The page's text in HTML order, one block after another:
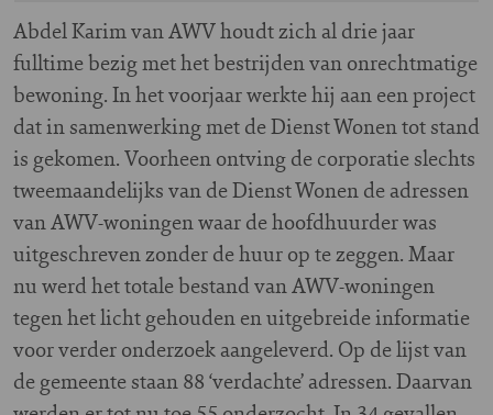
Abdel Karim van AWV houdt zich al drie jaar
fulltime bezig met het bestrijden van onrechtmatige
bewoning. In het voorjaar werkte hij aan een project
dat in samenwerking met de Dienst Wonen tot stand
is gekomen. Voorheen ontving de corporatie slechts
tweemaandelijks van de Dienst Wonen de adressen
van AWV-woningen waar de hoofdhuurder was
uitgeschreven zonder de huur op te zeggen. Maar
nu werd het totale bestand van AWV-woningen
tegen het licht gehouden en uitgebreide informatie
voor verder onderzoek aangeleverd. Op de lijst van
de gemeente staan 88 ‘verdachte’ adressen. Daarvan